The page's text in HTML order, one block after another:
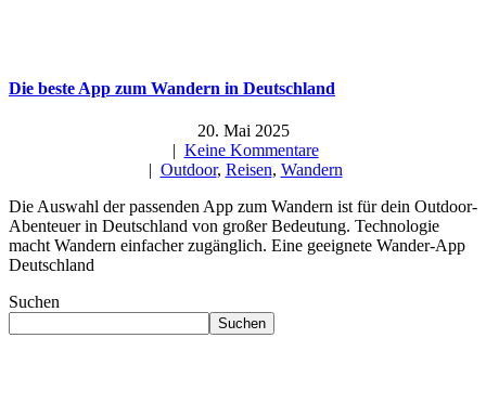
Die beste App zum Wandern in Deutschland
20. Mai 2025
| Keine Kommentare
| Outdoor, Reisen, Wandern
Die Auswahl der passenden App zum Wandern ist für dein Outdoor-
Abenteuer in Deutschland von großer Bedeutung. Technologie
macht Wandern einfacher zugänglich. Eine geeignete Wander-App
Deutschland
Suchen
Suchen